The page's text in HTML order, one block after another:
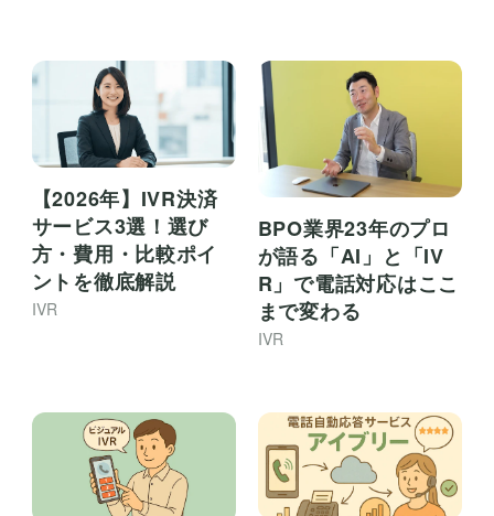
【2026年】IVR決済
サービス3選！選び
方・費用・比較ポイ
ントを徹底解説
IVR
BPO業界23年のプロ
が語る「AI」と「IV
R」で電話対応はここ
まで変わる
IVR